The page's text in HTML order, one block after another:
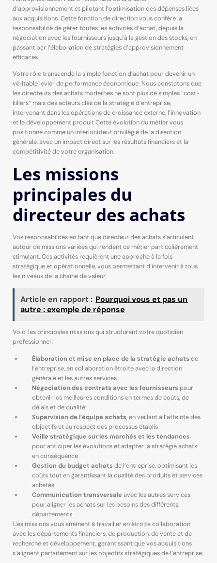
d’approvisionnement et pilotant l’optimisation des dépenses liées
aux acquisitions. Cette fonction de direction vous confère la
responsabilité de gérer toutes les activités d’achat, depuis la
négociation avec les fournisseurs jusqu’à la gestion des stocks, en
passant par l’élaboration de stratégies d’approvisionnement
efficaces.
Votre rôle transcende la simple fonction d’achat pour devenir un
véritable levier de performance économique. Nous constatons que
les directeurs des achats modernes ne sont plus de simples “cost-
killers” mais des acteurs clés de la stratégie d’entreprise,
intervenant dans les opérations de croissance externe, l’innovation
et le développement produit Cette évolution du métier vous
positionne comme un interlocuteur privilégié de la direction
générale, avec un impact direct sur les résultats financiers et la
compétitivité de votre organisation.
Les missions
principales du
directeur des achats
Vos responsabilités en tant que directeur des achats s’articulent
autour de missions variées qui rendent ce métier particulièrement
stimulant. Ces activités requièrent une approche à la fois
stratégique et opérationnelle, vous permettant d’intervenir à tous
les niveaux de la chaîne de valeur.
Article en rapport : Pourquoi vous et pas un
autre : exemple de réponse
Voici les principales missions qui structurent votre quotidien
professionnel :
Élaboration et mise en place de la stratégie achats de
l’entreprise, en collaboration étroite avec la direction
générale et les autres services
Négociation des contrats avec les fournisseurs pour
obtenir les meilleures conditions en termes de coûts, de
délais et de qualité
Supervision de l’équipe achats, en veillant à l’atteinte des
objectifs et au respect des processus établis
Veille stratégique sur les marchés et les tendances
pour anticiper les évolutions et adapter la stratégie achats
en conséquence
Gestion du budget achats de l’entreprise, optimisant les
coûts tout en garantissant la qualité des produits et services
achetés
Communication transversale avec les autres services
pour aligner les achats sur les besoins des différents
départements
Ces missions vous amènent à travailler en étroite collaboration
avec les départements financiers, de production, de vente et de
recherche et développement, garantissant que vos acquisitions
s’alignent parfaitement sur les objectifs stratégiques de l’entreprise.